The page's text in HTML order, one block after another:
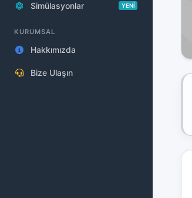
Simülasyonlar YENİ
KURUMSAL
Hakkımızda
Bize Ulaşın